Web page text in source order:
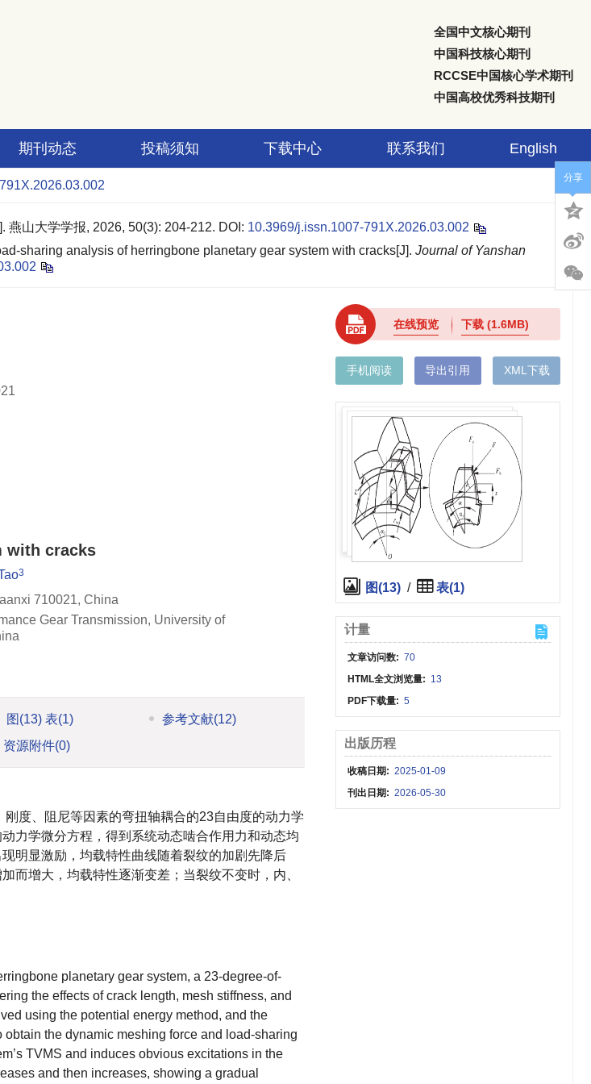
全国中文核心期刊
中国科技核心期刊
RCCSE中国核心学术期刊
中国高校优秀科技期刊
期刊动态 投稿须知 下载中心 联系我们 English
燕山大学学报, 2026, 50(3): 204-212. DOI: 10.3969/j.issn.1007-791X.2026.03.002
sharing analysis of herringbone planetary gear system with cracks[J]. Journal of Yanshan
with cracks
3
710021, China
Gear Transmission, University of
图 (13)表(1) 参考文献(12)
资源附件(0)
度、阻尼等因素的弯扭轴耦合的23自由度的动力学
力学微分方程，得到系统动态啮合作用力和动态均
明显激励，均载特性曲线随着裂纹的加剧先降后
而增大，均载特性逐渐变差；当裂纹不变时，内、
planetary gear system, a 23-degree-of-
the effects of crack length, mesh stiffness, and
using the potential energy method, and the
the dynamic meshing force and load-sharing
TVMS and induces obvious excitations in the
and then increases, showing a gradual
在线预览 下载(1.6MB)
手机阅读 导出引用 XML下载
图(13) / 表(1)
计量
文章访问数: 70
HTML全文浏览量: 13
PDF下载量: 5
出版历程
收稿日期: 2025-01-09
刊出日期: 2026-05-30
分享